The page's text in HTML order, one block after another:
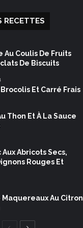
RECETTES
Au Coulis De Fruits
De Biscuits
Et Carré Frais
Thon Et À La Sauce
Aux Abricots Secs,
Rouges Et
Au Citron